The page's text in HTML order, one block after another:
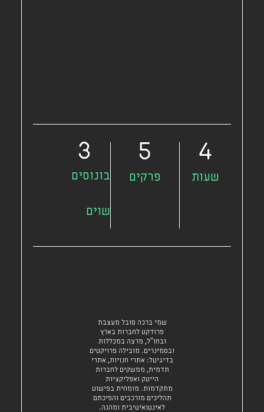
שעות
4
פרקים
5
בונוסים
שוים
3
שמי ברכה סובל מעצבת
פרודקט לחברות בארץ
ובחו”ל, מרצה במכללות
ובסמינרים. מובילה פרויקטים
בדיגיטל: אתרי חנויות, אתרי
תדמית, ממשקים לחברות
הייטק ואפליקציות
מתקדמות. מומחית בפישוט
תהליכים מורכבים והפיכתם
לאינטואיטיבית ומהנה.